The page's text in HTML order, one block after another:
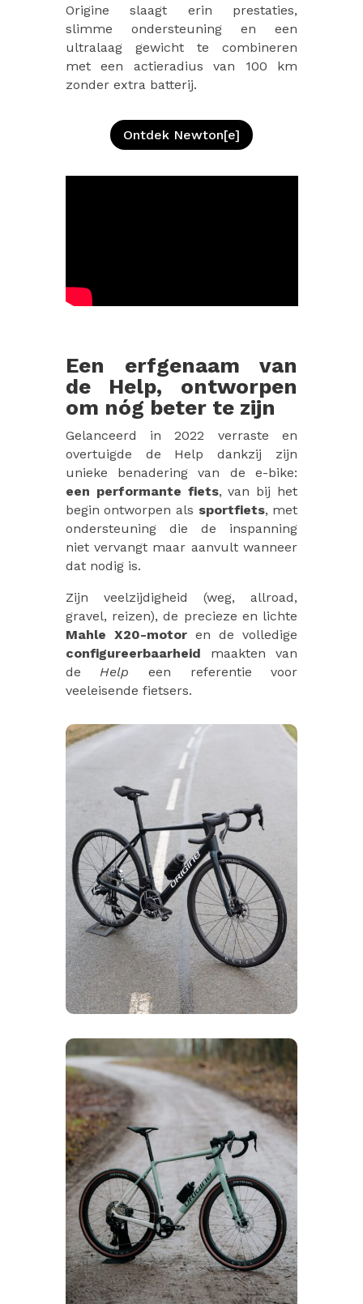
Origine slaagt erin prestaties,
slimme ondersteuning en een
ultralaag gewicht te combineren
met een actieradius van 100 km
zonder extra batterij.
Ontdek Newton[e]
Een erfgenaam van
de Help, ontworpen
om nóg beter te zijn
Gelanceerd in 2022 verraste en
overtuigde de Help dankzij zijn
unieke benadering van de e-bike:
een performante fiets, van bij het
begin ontworpen als sportfiets, met
ondersteuning die de inspanning
niet vervangt maar aanvult wanneer
dat nodig is.
Zijn veelzijdigheid (weg, allroad,
gravel, reizen), de precieze en lichte
Mahle X20-motoren de volledige
configureerbaarheid maakten van
deHelp een referentie voor
veeleisende fietsers.